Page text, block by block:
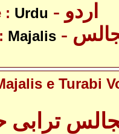
: Urdu - اردو
Majalis
e Turabi